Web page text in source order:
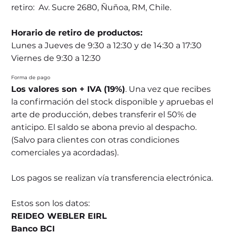
retiro: Av. Sucre 2680, Ñuñoa, RM, Chile.
Horario de retiro de productos:
Lunes a Jueves de 9:30 a 12:30 y de 14:30 a 17:30
Viernes de 9:30 a 12:30
Forma de pago
Los valores son + IVA (19%). Una vez que recibes
la confirmación del stock disponible y apruebas el
arte de producción, debes transferir el 50% de
anticipo. El saldo se abona previo al despacho.
(Salvo para clientes con otras condiciones
comerciales ya acordadas).
Los pagos se realizan vía transferencia electrónica.
Estos son los datos:
REIDEO WEBLER EIRL
Banco BCI